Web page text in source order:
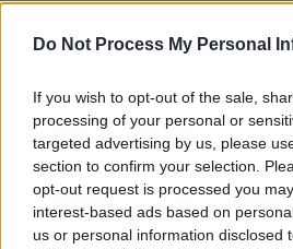
Do Not Process My Personal
If you wish to opt-out of the sale,
processing of your personal or
targeted advertising by us, please
section to confirm your selection.
opt-out request is processed you
interest-based ads based on
us or personal information disclosed
γρήγορα. «Ήξερα ότι ήταν
όταν επιστρέψει», είπε,
στιγμές φόβου που
δωμάτιό της. «Μπορούσα
επίπεδο του θυμού του
οδηγούσε. Απλώς ήξερα